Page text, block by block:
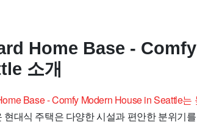
Home Base -
소개
Base - Comfy Modern House in Seattle
현대식 주택은 다양한 시설과 편안한 분위기